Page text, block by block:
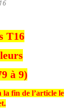
T16
à 9)
la fin de l’article le